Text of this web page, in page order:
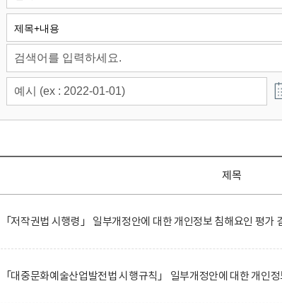
제목
「저작권법 시행령」 일부개정안에 대한 개인정보 침해요인 평가
「대중문화예술산업발전법 시행규칙」 일부개정안에 대한 개인